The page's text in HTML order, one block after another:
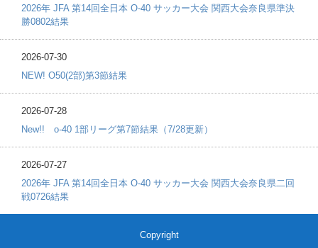
2026年 JFA 第14回全日本 O-40 サッカー大会 関西大会奈良県準決
勝0802結果
2026-07-30
NEW! O50(2部)第3節結果
2026-07-28
New!! o-40 1部リーグ第7節結果（7/28更新）
2026-07-27
2026年 JFA 第14回全日本 O-40 サッカー大会 関西大会奈良県二回
戦0726結果
Copyright